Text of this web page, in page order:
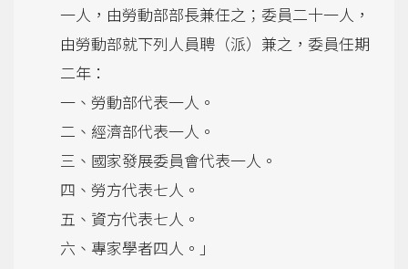
一人，由勞動部部長兼任之；委員二十一人，
由勞動部就下列人員聘（派）兼之，委員任期
二年：
一、勞動部代表一人。
二、經濟部代表一人。
三、國家發展委員會代表一人。
四、勞方代表七人。
五、資方代表七人。
六、專家學者四人。」